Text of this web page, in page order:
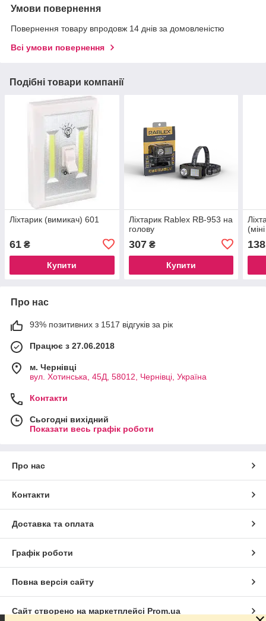
Умови повернення
Повернення товару впродовж 14 днів за домовленістю
Всі умови повернення
Подібні товари компанії
Ліхтарик (вимикач) 601
61 ₴
Купити
Ліхтарик Rablex RB-953 на
голову
307₴
Купити
138
Про нас
93% позитивних з 1517 відгуків за рік
Працює з 27.06.2018
м. Чернівці
вул. Хотинська, 45Д, 58012, Чернівці, Україна
Контакти
Сьогодні вихідний
Показати весь графік роботи
Про нас
Контакти
Доставка та оплата
Графік роботи
Повна версія сайту
Сайт створено на маркетплейсі Prom.ua